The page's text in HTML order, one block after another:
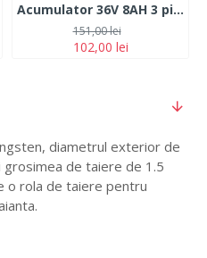
Acumulator 36V 8AH 3 pini simetrici
102,00 lei
151,00 lei
diametrul exterior de
grosimea de taiere de 1.5
o rola de taiere pentru